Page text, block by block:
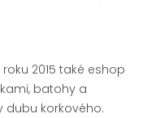
2015 také eshop
batohy a
dubu korkového.